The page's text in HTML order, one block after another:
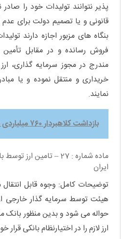
پذیر نتوانند تولیدات خود را
قانونی و یا تصمیم دولت برای
بنگاه های مزبور اجازه دارند
فروش رسانده و در مقابل
مندرج در مجوز سرمایه گذاری،
خریداری و منتقل نموده و یا
نمایند.
بازداشت کلاهبردار ۷۶۰ میلیاردی در بورس
ماده شماره : 27 –
ایران
توضیحات کامل: وجوه قابل
هیئت توسط سرمایه گذار خارجی
حواله می شود و بدین منظور بانک
ارز لازم را در اختیارنظام بانکی قرار